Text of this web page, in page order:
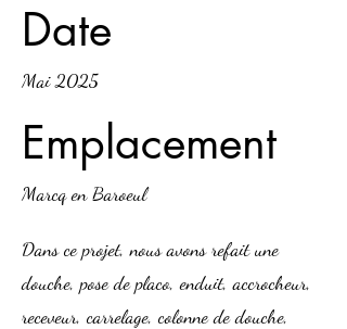
Date
Mai 2025
Emplacement
Marcq en Baroeul
Dans ce projet, nous avons refait une
douche, pose de placo, enduit, accrocheur,
receveur, carrelage, colonne de douche,